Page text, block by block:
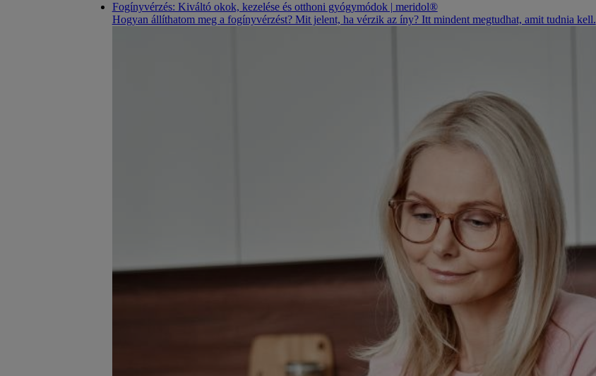
Fogínyvérzés: Kiváltó okok, kezelése és otthoni gyógymódok | meridol®
Hogyan állíthatom meg a fogínyvérzést? Mit jelent, ha vérzik az íny? Itt mindent megtudhat, amit tudnia kell.